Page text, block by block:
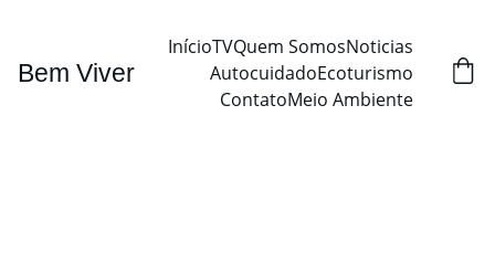
Bem Viver
InícioTVQuem SomosNoticias
AutocuidadoEcoturismo
ContatoMeio Ambiente